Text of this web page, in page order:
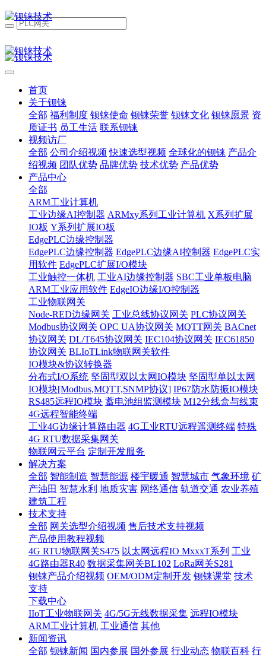
首页
关于钡铼
全部 福利制度 钡铼使命 钡铼荣誉 钡铼文化 钡铼愿景 资
质证书 员工生活 联系钡铼
视频访厂
全部 公司介绍视频 快速选型视频 全球化的钡铼 产品介
绍视频 团队优势 品牌优势 技术优势 产品优势
产品中心
全部
ARM工业计算机
工业边缘AI控制器 ARMxy系列工业计算机 X系列扩展
IO板 Y系列扩展IO板
EdgePLC边缘控制器
EdgePLC边缘控制器 EdgePLC边缘AI控制器 EdgePLC实
用软件 EdgePLC扩展I/O模块
工业触控一体机 工业AI边缘控制器 SBC工业单板电脑
ARM工业应用软件 EdgeIO边缘I/O控制器
工业物联网关
Node-RED边缘网关 工业总线协议网关 PLC协议网关
Modbus协议网关 OPC UA协议网关 MQTT网关 BACnet
协议网关 DL/T645协议网关 IEC104协议网关 IEC61850
协议网关 BLIoTLink物联网关软件
IO模块&协议转换器
分布式I/O系统 坚固型双以太网IO模块 坚固型单以太网
IO模块[Modbus,MQTT,SNMP协议] IP67防水防振IO模块
RS485远程IO模块 蓄电池组监测模块 M12分线盒与线束
4G远程智能终端
工业4G边缘计算路由器 4G工业RTU远程遥测终端 特殊
4G RTU数据采集网关
物联网云平台 定制开发服务
解决方案
全部 智能制造 智慧能源 楼宇暖通 智慧城市 气象环境 矿
产油田 智慧水利 地质灾害 网络通信 轨道交通 农业养殖
建筑工程
技术支持
全部 网关选型介绍视频 售后技术支持视频
产品使用教程视频
4G RTU物联网关S475 以太网远程IO MxxxT系列 工业
4G路由器R40 数据采集网关BL102 LoRa网关S281
钡铼产品介绍视频 OEM/ODM定制开发 钡铼课堂 技术
支持
下载中心
IIoT工业物联网关 4G/5G无线数据采集 远程IO模块
ARM工业计算机 工业通信 其他
新闻资讯
全部 钡铼新闻 国内参展 国外参展 行业动态 物联百科 行